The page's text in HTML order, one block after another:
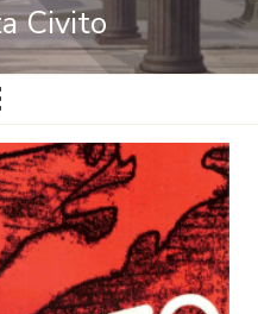
Civito